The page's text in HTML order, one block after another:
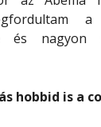
a
és nagyon
hobbid is a